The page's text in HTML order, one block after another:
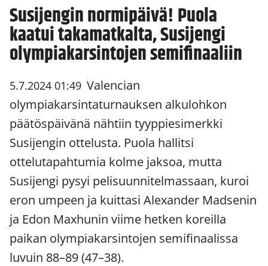
Susijengin normipäivä! Puola
kaatui takamatkalta, Susijengi
olympiakarsintojen semifinaaliin
5.7.2024 01:49 Valencian
olympiakarsintaturnauksen alkulohkon
päätöspäivänä nähtiin tyyppiesimerkki
Susijengin ottelusta. Puola hallitsi
ottelutapahtumia kolme jaksoa, mutta
Susijengi pysyi pelisuunnitelmassaan, kuroi
eron umpeen ja kuittasi Alexander Madsenin
ja Edon Maxhunin viime hetken koreilla
paikan olympiakarsintojen semifinaalissa
luvuin 88–89 (47–38).